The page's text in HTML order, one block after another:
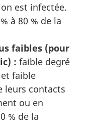
est infectée.
à 80 % de la
faibles (pour
: faible degré
faible
leurs contacts
ou en
% de la